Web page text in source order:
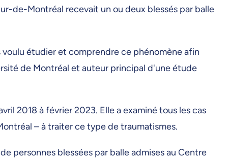
de-Montréal recevait un ou deux blessés par balle
voulu étudier et comprendre ce phénomène afin
de Montréal et auteur principal d'une étude
2018 à février 2023. Elle a examiné tous les cas
– à traiter ce type de traumatismes.
personnes blessées par balle admises au Centre